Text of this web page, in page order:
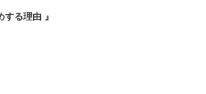
する理由 』